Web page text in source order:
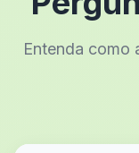
Entenda como